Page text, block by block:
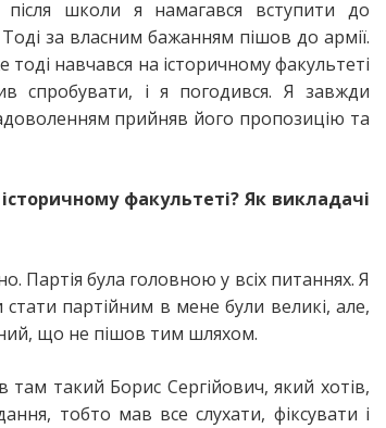
школи я намагався вступити до
Тоді за власним бажанням пішов до армії.
навчався на історичному факультеті
спробувати, і я погодився. Я завжди
прийняв його пропозицію та
факультеті? Як викладачі
Партія була головною у всіх питаннях. Я
партійним в мене були великі, але,
що не пішов тим шляхом.
такий Борис Сергійович, який хотів,
тобто мав все слухати, фіксувати і